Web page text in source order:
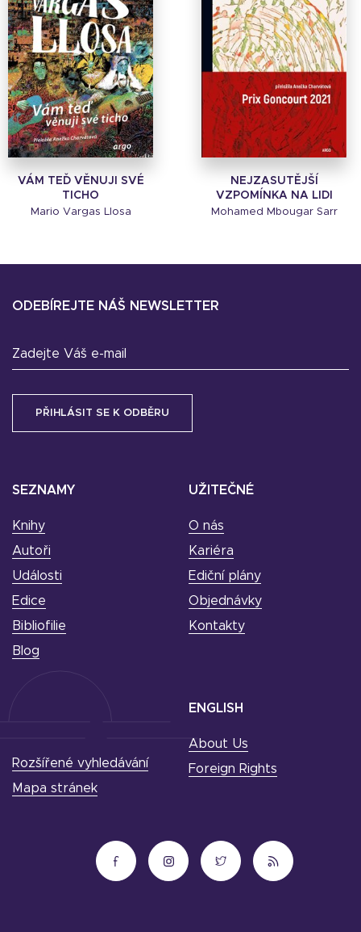
VÁM TEĎ VĚNUJI SVÉ
TICHO
Mario Vargas Llosa
NEJZASUTĚJŠÍ
VZPOMÍNKA NA LIDI
Mohamed Mbougar Sarr
SEZNAMY
Knihy
Autoři
Události
Edice
Bibliofilie
Blog
UŽITEČNÉ
O nás
Kariéra
Ediční plány
Objednávky
Kontakty
ODEBÍREJTE NÁŠ NEWSLETTER
Zadejte Váš e-mail
ENGLISH
About Us
Foreign Rights
Rozšířené vyhledávání
Mapa stránek